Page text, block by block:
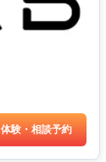
体験・相談予約